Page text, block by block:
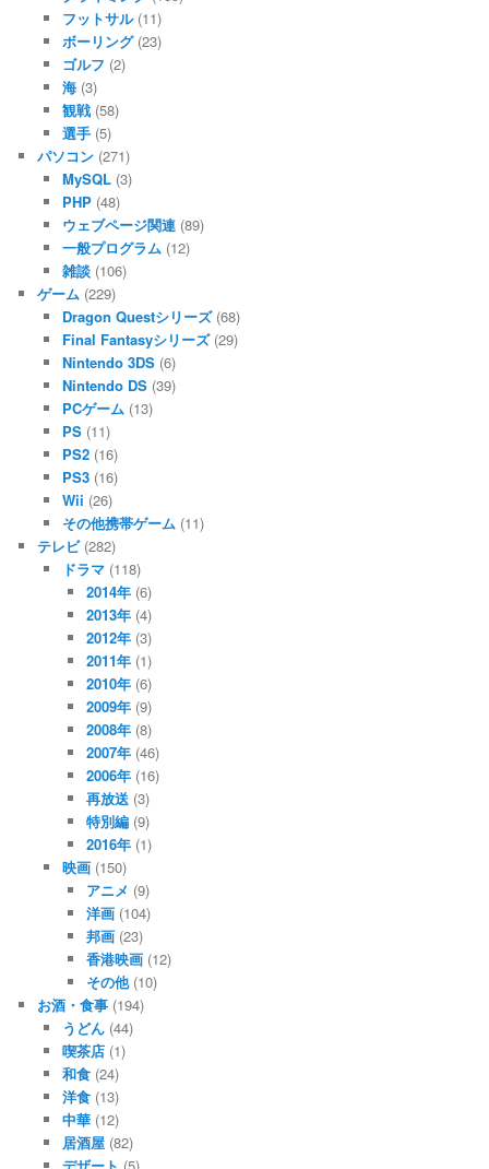
フットサル(11)
ボーリング(23)
ゴルフ (2)
海(3)
観戦(58)
選手(5)
パソコン (271)
MySQL(3)
PHP(48)
ウェブページ関連(89)
一般プログラム(12)
雑談(106)
ゲーム (229)
Dragon Questシリーズ(68)
Final Fantasyシリーズ(29)
Nintendo 3DS(6)
Nintendo DS(39)
PCゲーム(13)
PS(11)
PS2(16)
PS3(16)
Wii (26)
その他携帯ゲーム(11)
テレビ(282)
ドラマ(118)
2014年 (6)
2013年 (4)
2012年 (3)
2011年 (1)
2010年 (6)
2009年 (9)
2008年 (8)
2007年 (46)
2006年 (16)
再放送 (3)
特別編 (9)
2016年 (1)
映画(150)
アニメ (9)
洋画 (104)
邦画 (23)
香港映画 (12)
その他(10)
お酒・食事 (194)
うどん(44)
喫茶店(1)
和食(24)
洋食(13)
中華(12)
居酒屋(82)